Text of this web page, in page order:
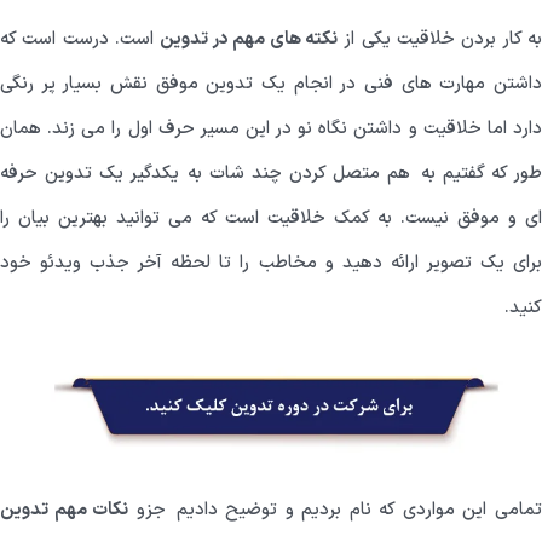
به کار بردن خلاقیت یکی ازنکته های مهم در تدوین است. درست است که
داشتن مهارت های فنی در انجام یک تدوین موفق نقش بسیار پر رنگی
دارد اما خلاقیت و داشتن نگاه نو در این مسیر حرف اول را می زند. همان
طور که گفتیم به هم متصل کردن چند شات به یکدگیر یک تدوین حرفه
ای و موفق نیست. به کمک خلاقیت است که می توانید بهترین بیان را
برای یک تصویر ارائه دهید و مخاطب را تا لحظه آخر جذب ویدئو خود
کنید.
تمامی این مواردی که نام بردیم و توضیح دادیم جزو نکات مهم تدوین